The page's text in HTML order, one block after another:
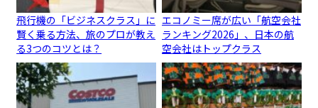
飛行機の「ビジネスクラス」に
賢く乗る方法、旅のプロが教え
る3つのコツとは？
エコノミー席が広い「航空会社
ランキング2026」、日本の航
空会社はトップクラス